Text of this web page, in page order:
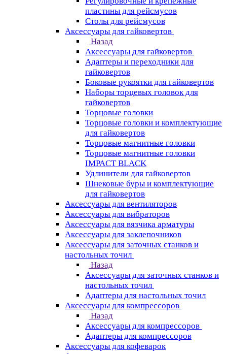
пластины для рейсмусов
Столы для рейсмусов
Аксессуары для гайковертов
Назад
Аксессуары для гайковертов
Адаптеры и переходники для
гайковертов
Боковые рукоятки для гайковертов
Наборы торцевых головок для
гайковертов
Торцовые головки
Торцовые головки и комплектующие
для гайковертов
Торцовые магнитные головки
Торцовые магнитные головки
IMPACT BLACK
Удлинители для гайковертов
Шнековые буры и комплектующие
для гайковертов
Аксессуары для вентиляторов
Аксессуары для вибраторов
Аксессуары для вязчика арматуры
Аксессуары для заклепочников
Аксессуары для заточных станков и
настольных точил
Назад
Аксессуары для заточных станков и
настольных точил
Адаптеры для настольных точил
Аксессуары для компрессоров
Назад
Аксессуары для компрессоров
Адаптеры для компрессоров
Аксессуары для кофеварок